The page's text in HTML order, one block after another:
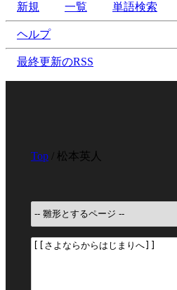
新規 一覧 単語検索
ヘルプ
最終更新のRSS
Top / 松本英人